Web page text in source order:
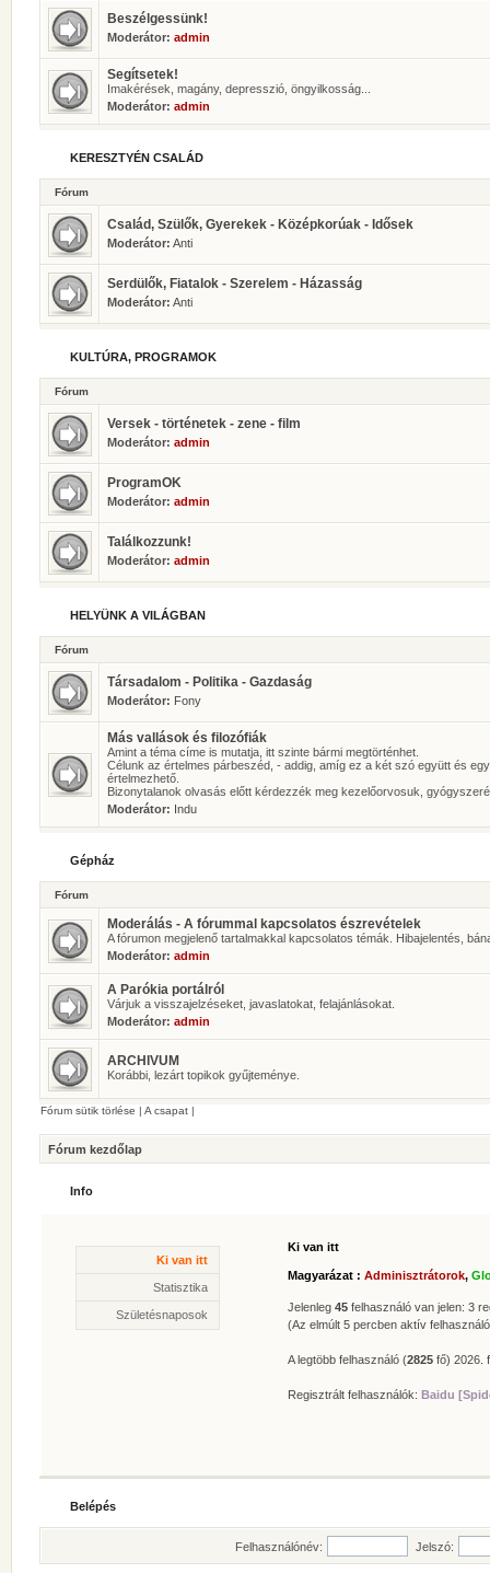
Beszélgessünk!
Moderátor: admin
Segítsetek!
Imakérések, magány, depresszió, öngyilkosság...
Moderátor: admin
KERESZTYÉN CSALÁD
Fórum
Család, Szülők, Gyerekek - Középkorúak - Idősek
Moderátor: Anti
Serdülők, Fiatalok - Szerelem - Házasság
Moderátor: Anti
KULTÚRA, PROGRAMOK
Fórum
Versek - történetek - zene - film
Moderátor: admin
ProgramOK
Moderátor: admin
Találkozzunk!
Moderátor: admin
HELYÜNK A VILÁGBAN
Fórum
Társadalom - Politika - Gazdaság
Moderátor: Fony
Más vallások és filozófiák
Amint a téma címe is mutatja, itt szinte bármi megtörténhet.
Célunk az értelmes párbeszéd, - addig, amíg ez a két szó együtt és
értelmezhető.
Bizonytalanok olvasás előtt kérdezzék meg kezelőorvosuk,
Moderátor: Indu
Gépház
Fórum
Moderálás - A fórummal kapcsolatos észrevételek
A fórumon megjelenő tartalmakkal kapcsolatos témák. Hibajelentés,
Moderátor: admin
A Parókia portálról
Várjuk a visszajelzéseket, javaslatokat, felajánlásokat.
Moderátor: admin
ARCHIVUM
Korábbi, lezárt topikok gyűjteménye.
Fórum sütik törlése | A csapat |
Fórum kezdőlap
Info
Ki van itt
Ki van itt
Magyarázat : Adminisztrátorok,
Jelenleg 45 felhasználó van jelen: 3
(Az elmúlt 5 percben aktív
A legtöbb felhasználó (2825 fő) 2026.
Regisztrált felhasználók: Baidu
Statisztika
Statisztika
* Hozzászólások száma:
62629
* Témák száma:
* Felhasználók száma: 606
* Legújabb regisztrált tagunk:Zolee
Születésnaposok
Belépés
Felhasználónév: Jelszó: